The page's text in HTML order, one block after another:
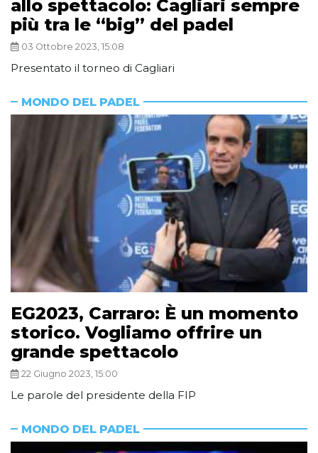
allo spettacolo: Cagliari sempre
più tra le “big” del padel
03 Ottobre 2023, 15:08
Presentato il torneo di Cagliari
MONDO DEL PADEL
EG2023, Carraro: È un momento
storico. Vogliamo offrire un
grande spettacolo
22 Giugno 2023, 15:00
Le parole del presidente della FIP
MONDO DEL PADEL